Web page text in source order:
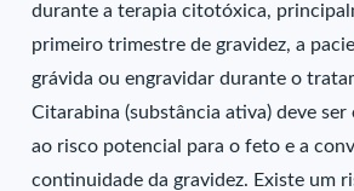
durante a terapia citotóxica,
primeiro trimestre de gravidez, a
grávida ou engravidar durante o
Citarabina (substância ativa) deve
ao risco potencial para o feto e a
continuidade da gravidez. Existe um